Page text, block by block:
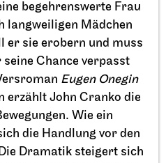
begehrenswerte Frau
langweiligen Mädchen
er sie erobern und muss
Chance verpasst
Eugen Onegin
erzählt John Cranko die
Wie ein
die Handlung vor den
Dramatik steigert sich